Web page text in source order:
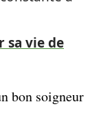
sa vie de
bon soigneur